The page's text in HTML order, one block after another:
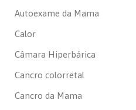
Autoexame da Mama
Calor
Câmara Hiperbárica
Cancro colorretal
Cancro da Mama